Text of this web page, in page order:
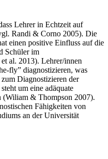
Lehrer in Echtzeit auf
Randi & Corno 2005). Die
einen positive Einfluss auf die
Schüler im
al. 2013). Lehrer/innen
fly” diagnostizieren, was
Diagnostizieren der
um eine adäquate
(Wiliam & Thompson 2007).
Fähigkeiten von
an der Universität